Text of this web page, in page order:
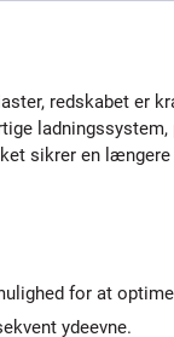
redskabet er
sikrer en
for at
ydeevne.